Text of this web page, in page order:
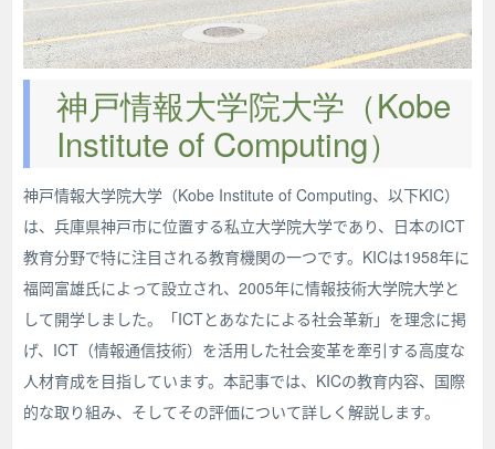
神戸情報大学院大学（Kobe
Institute of Computing）
神戸情報大学院大学（Kobe Institute of Computing、以下KIC）
は、兵庫県神戸市に位置する私立大学院大学であり、日本のICT
教育分野で特に注目される教育機関の一つです。KICは1958年に
福岡富雄氏によって設立され、2005年に情報技術大学院大学と
して開学しました。「ICTとあなたによる社会革新」を理念に掲
げ、ICT（情報通信技術）を活用した社会変革を牽引する高度な
人材育成を目指しています。本記事では、KICの教育内容、国際
的な取り組み、そしてその評価について詳しく解説します。